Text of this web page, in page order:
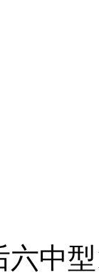
中